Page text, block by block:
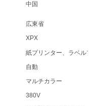
中国
広東省
XPX
紙プリンター、ラベルプ
自動
マルチカラー
380V